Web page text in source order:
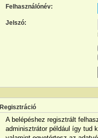
Felhasználónév:
Jelszó:
Regisztráció
A belépéshez regisztrált
adminisztrátor például így tud